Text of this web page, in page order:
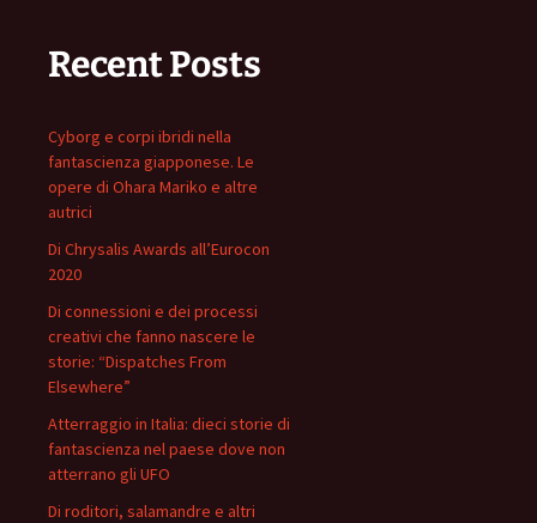
Recent Posts
Cyborg e corpi ibridi nella
fantascienza giapponese. Le
opere di Ohara Mariko e altre
autrici
Di Chrysalis Awards all’Eurocon
2020
Di connessioni e dei processi
creativi che fanno nascere le
storie: “Dispatches From
Elsewhere”
Atterraggio in Italia: dieci storie di
fantascienza nel paese dove non
atterrano gli UFO
Di roditori, salamandre e altri